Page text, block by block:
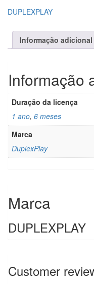
DUPLEXPLAY
Informação adicional
Informação
Duração da licença
1 ano, 6 meses
Marca
DuplexPlay
Marca
DUPLEXPLAY
Customer